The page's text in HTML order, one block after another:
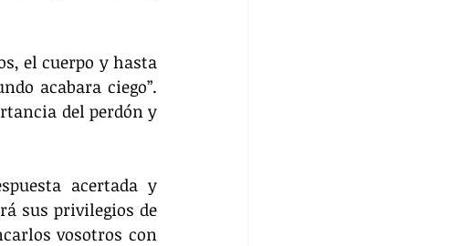
el cuerpo y hasta
acabara ciego”.
del perdón y
acertada y
sus privilegios de
vosotros con